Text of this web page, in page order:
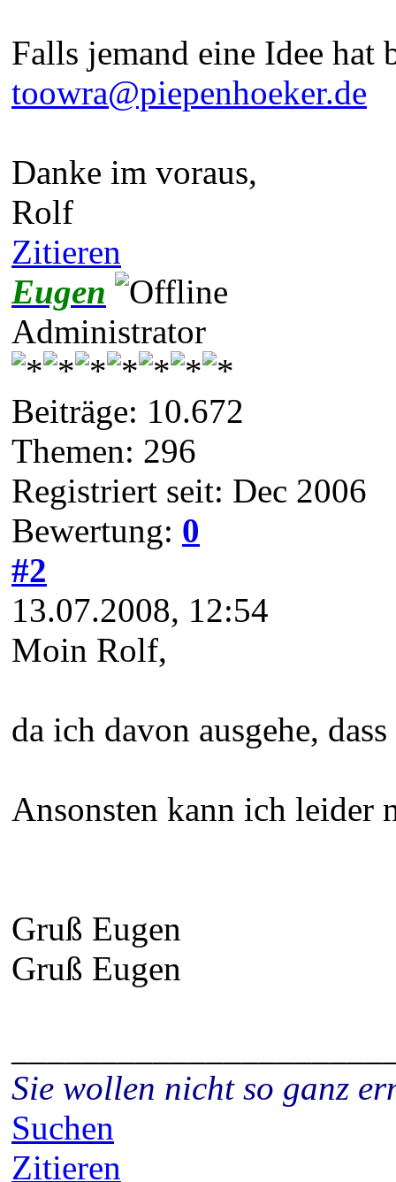
Falls jemand eine Idee hat
toowra@piepenhoeker.de
Danke im voraus,
Rolf
Zitieren
Eugen
Administrator
Beiträge: 10.672
Themen: 296
Registriert seit: Dec 2006
Bewertung: 0
#2
13.07.2008, 12:54
Moin Rolf,
da ich davon ausgehe,
Ansonsten kann ich leider
Gruß Eugen
Gruß Eugen
Sie wollen nicht so ganz
Suchen
Zitieren